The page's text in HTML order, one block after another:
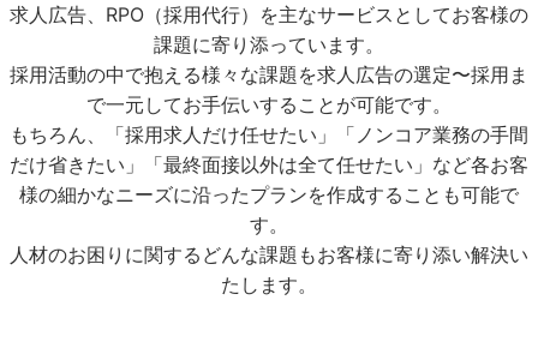
求人広告、RPO（採用代行）を主なサービスとしてお客様の
課題に寄り添っています。
採用活動の中で抱える様々な課題を求人広告の選定〜採用ま
で一元してお手伝いすることが可能です。
もちろん、「採用求人だけ任せたい」「ノンコア業務の手間
だけ省きたい」「最終面接以外は全て任せたい」など各お客
様の細かなニーズに沿ったプランを作成することも可能で
す。
人材のお困りに関するどんな課題もお客様に寄り添い解決い
たします。